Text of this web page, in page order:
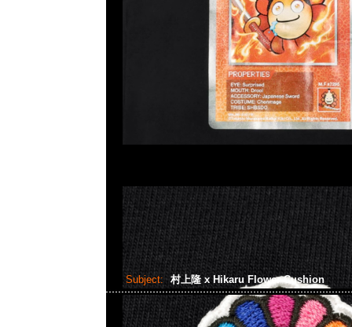
Subject: 村上隆 x Hikaru Flower Cushion